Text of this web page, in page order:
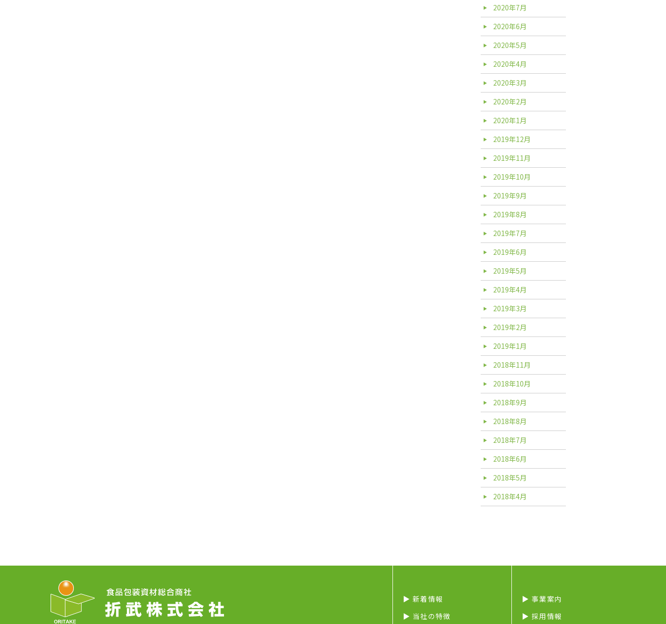
2020年7月
2020年6月
2020年5月
2020年4月
2020年3月
2020年2月
2020年1月
2019年12月
2019年11月
2019年10月
2019年9月
2019年8月
2019年7月
2019年6月
2019年5月
2019年4月
2019年3月
2019年2月
2019年1月
2018年11月
2018年10月
2018年9月
2018年8月
2018年7月
2018年6月
2018年5月
2018年4月
▶︎ 新着情報
▶︎ 当社の特徴
▶︎ 事業案内
▶︎ 採用情報